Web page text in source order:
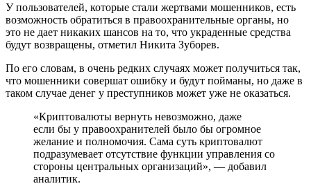
У пользователей, которые стали жертвами мошенников, есть
возможность обратиться в правоохранительные органы, но
это не дает никаких шансов на то, что украденные средства
будут возвращены, отметил Никита Зуборев.
По его словам, в очень редких случаях может получиться так,
что мошенники совершат ошибку и будут пойманы, но даже в
таком случае денег у преступников может уже не оказаться.
«Криптовалюты вернуть невозможно, даже
если бы у правоохранителей было бы огромное
желание и полномочия. Сама суть криптовалют
подразумевает отсутствие функции управления со
стороны центральных организаций», — добавил
аналитик.